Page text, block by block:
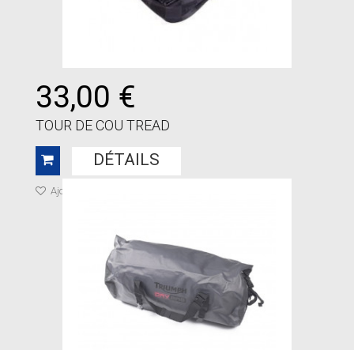
33,00 €
TOUR DE COU TREAD
DÉTAILS
Ajouter à ma liste de cadeaux